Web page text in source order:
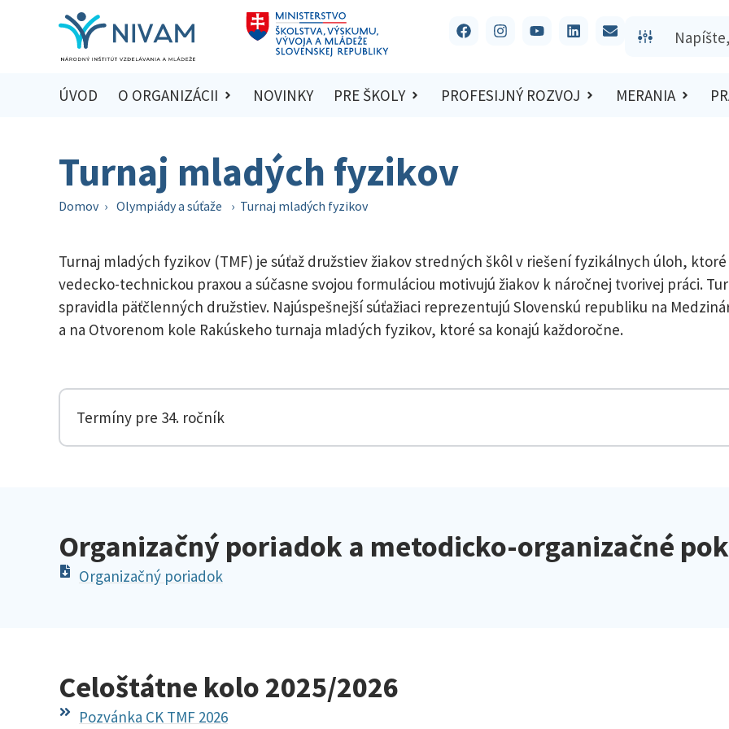
ÚVOD O ORGANIZÁCII NOVINKY PRE ŠKOLY PROFESIJNÝ ROZVOJ MERANIA
Turnaj mladých fyzikov
Domov › Olympiády a súťaže › Turnaj mladých fyzikov
Turnaj mladých fyzikov (TMF) je súťaž družstiev žiakov stredných škôl v riešení fyzikálnych úloh,
vedecko-technickou praxou a súčasne svojou formuláciou motivujú žiakov k náročnej tvorivej práci.
spravidla päťčlenných družstiev. Najúspešnejší súťažiaci reprezentujú Slovenskú republiku na
a na Otvorenom kole Rakúskeho turnaja mladých fyzikov, ktoré sa konajú každoročne.
Termíny pre 34. ročník
Organizačný poriadok a metodicko-organizačné
Organizačný poriadok
Celoštátne kolo 2025/2026
Pozvánka CK TMF 2026